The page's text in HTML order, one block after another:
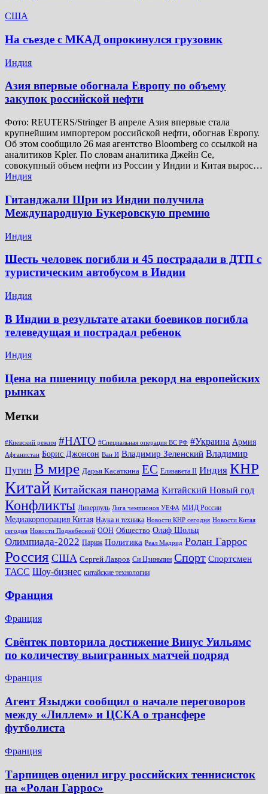
США
На съезде с МКАД опрокинулся грузовик
Индия
Азия впервые обогнала Европу по объему
закупок российской нефти
Фото: REUTERS/Stringer В апреле Азия впервые стала
крупнейшим импортером российской нефти, обогнав Европу.
Об этом сообщило 26 мая агентство Bloomberg со ссылкой на
аналитиков Kpler. По словам аналитика Джейн Се,
совокупный объем нефти из России у Индии и Китая вырос…
Индия
Гитанджали Шри из Индии получила
Международную Букеровскую премию
Индия
Шесть человек погибли и 45 пострадали в ДТП с
туристическим автобусом в Индии
Индия
В Индии в результате атаки боевиков погибла
телеведущая и пострадал ребенок
Индия
Цена на пшеницу побила рекорд на европейских
рынках
Метки
#Киевский режим #НАТО #Специальная операция ВС РФ #Украина Армия
Афганистан Борис Джонсон Ван И Владимир Зеленский Владимир
Путин В мире Дарья Касаткина ЕС Елизавета II Индия КНР
Китай Китайская панорама Китайский Новый год
Конфликты Ливерпуль Лига чемпионов УЕФА МИД России
Медиакорпорация Китая Наука и техника Новости КНР сегодня Новости Китая
сегодня Новости Поднебесной ООН Общество Олаф Шольц
Олимпиада-2022 Париж Политика Реал Мадрид Ролан Гаррос
Россия США Сергей Лавров Си Цзиньпин Спорт Спортсмен
ТАСС Шоу-бизнес китайские технологии
Франция
Франция
Свёнтек повторила достижение Винус Уильямс
по количеству выигранных матчей подряд
Франция
Агент Языджи сообщил о начале переговоров
между «Лиллем» и ЦСКА о трансфере
футболиста
Франция
Тарпищев оценил игру российских теннисисток
на «Ролан Гаррос»